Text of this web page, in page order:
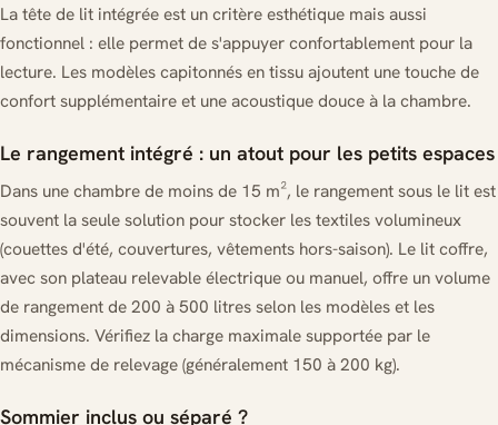
La tête de lit intégrée est un critère esthétique mais aussi
fonctionnel : elle permet de s'appuyer confortablement pour la
lecture. Les modèles capitonnés en tissu ajoutent une touche de
confort supplémentaire et une acoustique douce à la chambre.
Le rangement intégré : un atout pour les petits espaces
Dans une chambre de moins de 15 m², le rangement sous le lit est
souvent la seule solution pour stocker les textiles volumineux
(couettes d'été, couvertures, vêtements hors-saison). Le lit coffre,
avec son plateau relevable électrique ou manuel, offre un volume
de rangement de 200 à 500 litres selon les modèles et les
dimensions. Vérifiez la charge maximale supportée par le
mécanisme de relevage (généralement 150 à 200 kg).
Sommier inclus ou séparé ?